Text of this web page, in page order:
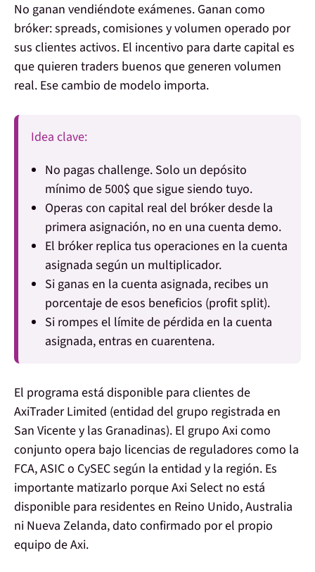
No ganan vendiéndote exámenes. Ganan como
bróker: spreads, comisiones y volumen operado por
sus clientes activos. El incentivo para darte capital es
que quieren traders buenos que generen volumen
real. Ese cambio de modelo importa.
Idea clave:
No pagas challenge. Solo un depósito
mínimo de 500$ que sigue siendo tuyo.
Operas con capital real del bróker desde la
primera asignación, no en una cuenta demo.
El bróker replica tus operaciones en la cuenta
asignada según un multiplicador.
Si ganas en la cuenta asignada, recibes un
porcentaje de esos beneficios (profit split).
Si rompes el límite de pérdida en la cuenta
asignada, entras en cuarentena.
El programa está disponible para clientes de
AxiTrader Limited (entidad del grupo registrada en
San Vicente y las Granadinas). El grupo Axi como
conjunto opera bajo licencias de reguladores como la
FCA, ASIC o CySEC según la entidad y la región. Es
importante matizarlo porqueAxi Select no está
disponible para residentes en Reino Unido, Australia
ni Nueva Zelanda, dato confirmado por el propio
equipo de Axi.